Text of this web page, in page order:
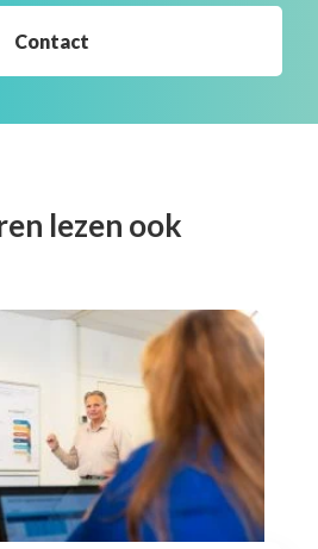
Contact
lezen ook